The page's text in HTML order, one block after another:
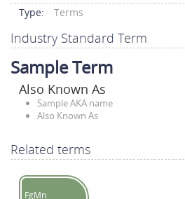
Type: Terms
Industry Standard Term
Sample Term
Also Known As
Sample AKA name
Also Known As
Related terms
FgMn